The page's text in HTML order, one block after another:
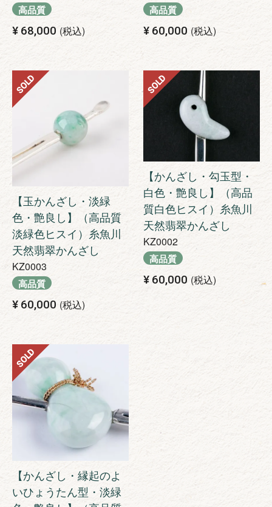
高品質
¥ 68,000 税込
高品質
¥ 60,000 税込
【玉かんざし・淡緑
色・艶良し】（高品質
淡緑色ヒスイ）糸魚川
天然翡翠かんざし
KZ0003
高品質
¥ 60,000 税込
SOLD
【かんざし・勾玉型・
白色・艶良し】（高品
質白色ヒスイ）糸魚川
天然翡翠かんざし
KZ0002
高品質
¥ 60,000 税込
SOLD
【かんざし・縁起のよ
いひょうたん型・淡緑
SOLD